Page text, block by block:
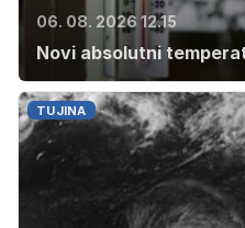
06. 08. 2026 12.15
Novi absolutni
TUJINA